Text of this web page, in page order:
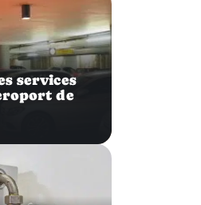
services
de